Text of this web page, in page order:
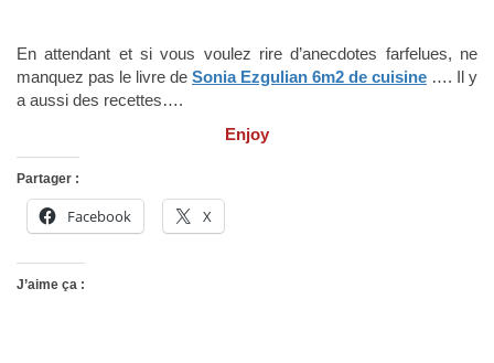
En attendant et si vous voulez rire d’anecdotes farfelues, ne
manquez pas le livre de Sonia Ezgulian 6m2 de cuisine …. Il y
a aussi des recettes….
Enjoy
Partager :
Facebook X
J’aime ça :